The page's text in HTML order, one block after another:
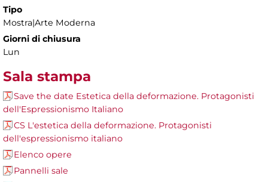
Tipo
Mostra|Arte Moderna
Giorni di chiusura
Lun
Sala stampa
Save the date Estetica della deformazione. Protagonisti
dell'Espressionismo Italiano
CS L'estetica della deformazione. Protagonisti
dell'espressionismo italiano
Elenco opere
Pannelli sale